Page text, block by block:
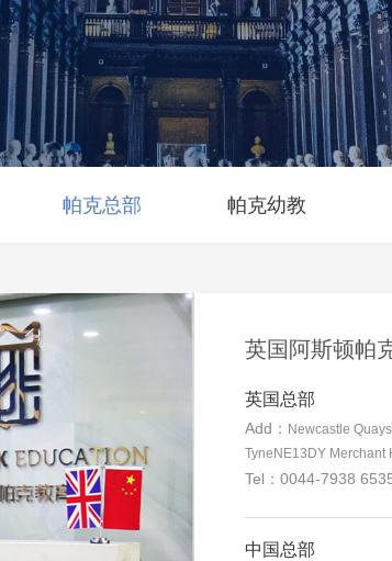
帕克总部 帕克幼教
英国阿斯顿帕
英国总部
Add： Newcastle
TyneNE13DY Merchant
Tel：0044-7938
中国总部